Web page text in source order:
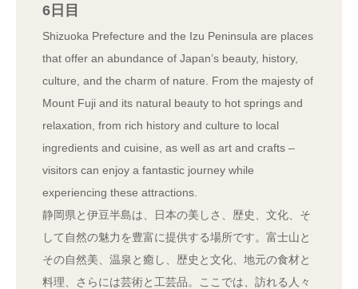
6日目
Shizuoka Prefecture and the Izu Peninsula are places
that offer an abundance of Japan’s beauty, history,
culture, and the charm of nature. From the majesty of
Mount Fuji and its natural beauty to hot springs and
relaxation, from rich history and culture to local
ingredients and cuisine, as well as art and crafts –
visitors can enjoy a fantastic journey while
experiencing these attractions.
静岡県と伊豆半島は、日本の美しさ、歴史、文化、そ
して自然の魅力を豊富に提供する場所です。富士山と
その自然美、温泉と癒し、歴史と文化、地元の食材と
料理、さらには芸術と工芸品。ここでは、訪れる人々